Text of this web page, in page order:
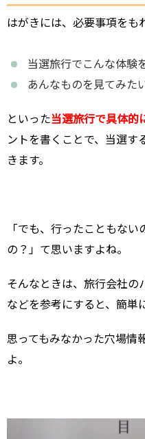
はがきには、必要事項をも
当選旅行でこんな体験
あんなものを見てみた
といった当選旅行で具体的
ントを書くことで、当選す
きます。
「でも、行ったこともな
の？」て思いますよね。
そんなときは、旅行会社の
などを参考にすると、簡単
思ってもみなかった穴場情
よ。